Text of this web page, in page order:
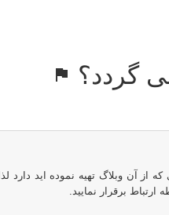
گردد؟
از آن وبلاگ تهیه نموده اید دارد لذا
برقرار نمایید.